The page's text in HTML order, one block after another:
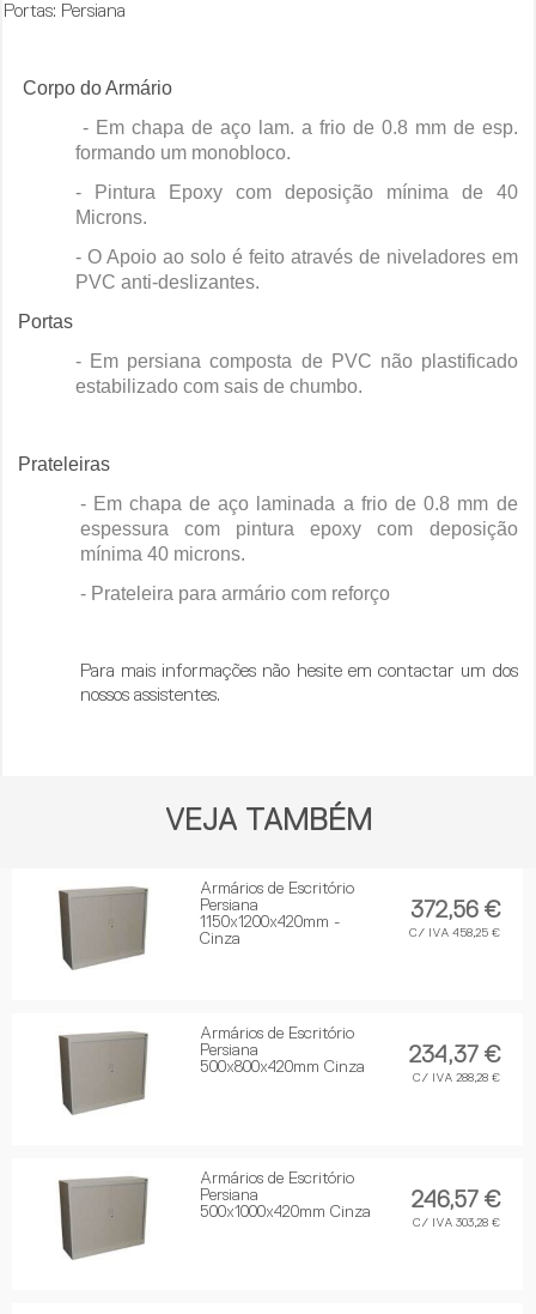
Portas: Persiana
Corpo do Armário
- Em chapa de aço lam. a frio de 0.8 mm de esp.
formando um monobloco.
- Pintura Epoxy com deposição mínima de 40
Microns.
- O Apoio ao solo é feito através de niveladores em
PVC anti-deslizantes.
Portas
- Em persiana composta de PVC não plastificado
estabilizado com sais de chumbo.
Prateleiras
- Em chapa de aço laminada a frio de 0.8 mm de
espessura com pintura epoxy com deposição
mínima 40 microns.
- Prateleira para armário com reforço
Para mais informações não hesite em contactar um dos
nossos assistentes.
VEJA TAMBÉM
Armários de Escritório
Persiana
1150x1200x420mm -
Cinza
372,56 €
C/ IVA 458,25 €
Armários de Escritório
Persiana
500x800x420mm Cinza
234,37 €
C/ IVA 288,28 €
Armários de Escritório
Persiana
500x1000x420mm Cinza
246,57 €
C/ IVA 303,28 €